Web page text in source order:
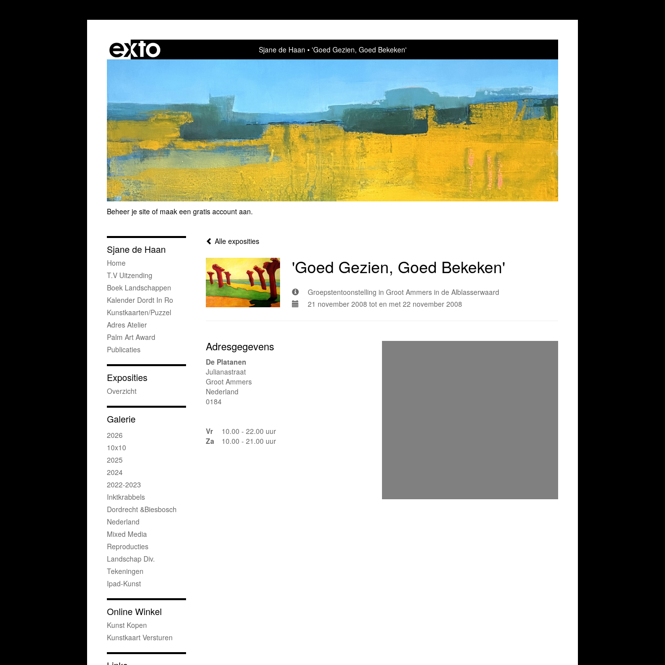
Sjane de Haan 'Goed Gezien, Goed Bekeken'
Beheer je site of maak een gratis account aan.
Alle exposities
'Goed Gezien, Goed Bekeken'
Groepstentoonstelling in Groot Ammers in de Alblasserwaard
21 november 2008 tot en met 22 november 2008
Adresgegevens
De Platanen
Julianastraat
Groot Ammers
Nederland
0184
Vr
10.00 - 22.00 uur
Za
10.00 - 21.00 uur
Sjane de Haan
Home
T.v Uitzending
Boek Landschappen
Kalender Dordt In Ro
Kunstkaarten/puzzel
Adres Atelier
Palm Art Award
Publicaties
Exposities
Overzicht
Galerie
2026
10x10
2025
2024
2022-2023
Inktkrabbels
Dordrecht &Biesbosch
Nederland
Mixed Media
Reproducties
Landschap Div.
Tekeningen
Ipad-Kunst
Online Winkel
Kunst Kopen
Kunstkaart Versturen